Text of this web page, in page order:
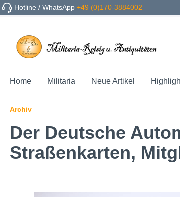
Hotline / WhatsApp+49 (0)170-3884002
Home Militaria Neue Artikel
Archiv
Der Deutsche
Straßenkarten,